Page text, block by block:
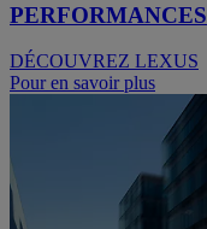
PERFORMANCES
DÉCOUVREZ LEXUS
Pour en savoir plus